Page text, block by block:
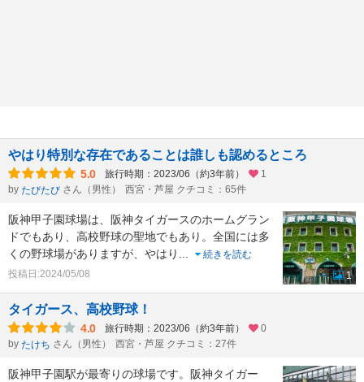
やはり特別な存在であることは誰しも認めるところ
5.0 旅行時期：2023/06（約3年前）
1
by たびたび さん（男性） 西宮・芦屋 クチコミ：65件
阪神甲子園球場は、阪神タイガースのホームグラン
ドでもあり、高校野球の聖地でもあり。全国には多
くの野球場がありますが、やはり
続きを読む
投稿日:2024/05/08
1
タイガース、高校野球！
4.0 旅行時期：2023/06（約3年前）
0
by たけち さん（男性） 西宮・芦屋 クチコミ：27件
阪神甲子園駅が最寄りの球場です。阪神タイガー